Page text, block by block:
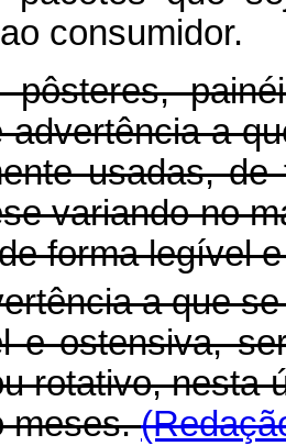
consumidor.
advertência a
usadas,
variando no
forma legível
a que
e ostensiva,
rotativo, nesta
meses.